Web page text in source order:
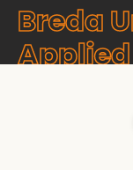
Breda